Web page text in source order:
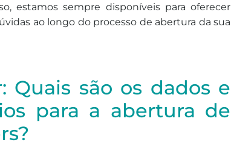
estamos sempre disponíveis para oferecer
ao longo do processo de abertura da sua
Quais são os dados e
para a abertura de